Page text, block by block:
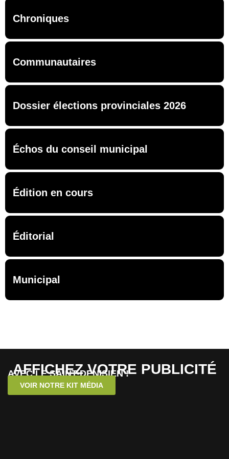
Chroniques
Communautaires
Dossier élections provinciales 2026
Échos du conseil municipal
Édition en cours
Éditorial
Municipal
AFFICHEZ VOTRE PUBLICITÉ
AVEC LE SAINT-DENISIEN !
VOIR NOTRE KIT MÉDIA